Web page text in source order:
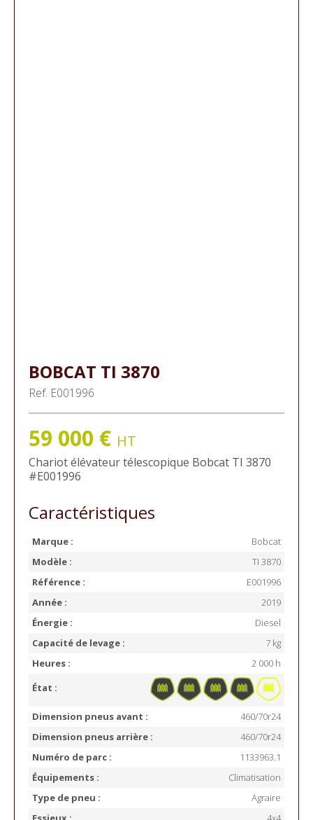
Chariot élévateur télescopique Bobcat TI 3870
#E001996
BOBCAT TI 3870
Ref. E001996
59 000 € HT
Caractéristiques
Marque :
Bobcat
Modèle :
TI 3870
Référence :
E001996
Année :
2019
Énergie :
Diesel
Capacité de levage :
7 kg
Heures :
2 000 h
État :
Dimension pneus avant :
460/70r24
Dimension pneus arrière :
460/70r24
Numéro de parc :
1133963.1
Équipements :
Climatisation
Type de pneu :
Agraire